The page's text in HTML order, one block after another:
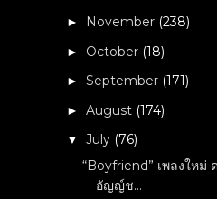
► November (238)
► October (18)
►September (171)
►August (174)
▼July (76)
“Boyfriend” เพลงใหม่
อัญญ์ช...